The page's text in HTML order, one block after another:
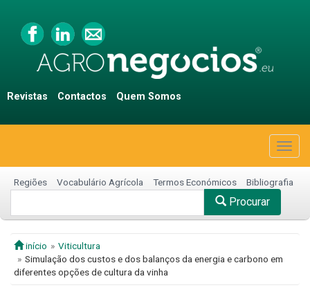
Revistas Contactos Quem Somos
Regiões Vocabulário Agrícola Termos Económicos Bibliografia
Procurar
início
Viticultura
Simulação dos custos e dos balanços da energia e carbono em
diferentes opções de cultura da vinha